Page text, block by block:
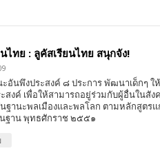
ไทย : ลูคัสเรียนไทย สนุกจัง!
นพึงประสงค์ ๘ ประการ พัฒนาเด็กๆ ใ
งค์ เพื่อให้สามารถอยู่ร่วมกับผู้อื่นในสัง
ฐานะพลเมืองและพลโลก ตามหลักสูตร
ฐาน พุทธศักราช ๒๕๕๑